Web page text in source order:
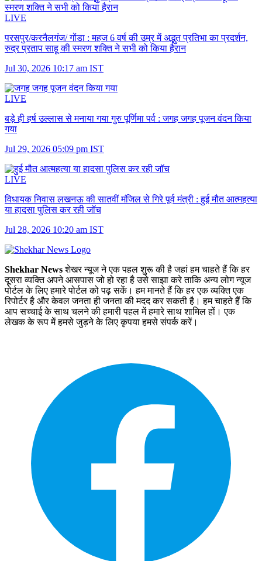
LIVE
परसपुर/करनैलगंज/ गोंडा : महज 6 वर्ष की उम्र में अद्भुत प्रतिभा का प्रदर्शन,
रुद्र प्रताप साहू की स्मरण शक्ति ने सभी को किया हैरान
Jul 30, 2026 10:17 am IST
LIVE
बड़े ही हर्ष उल्लास से मनाया गया गुरु पूर्णिमा पर्व : जगह जगह पूजन वंदन किया
गया
Jul 29, 2026 05:09 pm IST
LIVE
विधायक निवास लखनऊ की सातवीं मंजिल से गिरे पूर्व मंत्री : हुई मौत आत्महत्या
या हादसा पुलिस कर रही जॉच
Jul 28, 2026 10:20 am IST
Shekhar Newsशेखर न्‍यूज ने एक पहल शुरू की है जहां हम चाहते हैं कि हर
दूसरा व्‍यक्ति अपने आसपास जो हो रहा है उसे साझा करे ताकि अन्‍य लोग न्‍यूज
पोर्टल के लिए हमारे पोर्टल को पढ़ सकें। हम मानते हैं कि हर एक व्यक्ति एक
रिपोर्टर है और केवल जनता ही जनता की मदद कर सकती है। हम चाहते हैं कि
आप सच्चाई के साथ चलने की हमारी पहल में हमारे साथ शामिल हों। एक
लेखक के रूप में हमसे जुड़ने के लिए कृपया हमसे संपर्क करें।